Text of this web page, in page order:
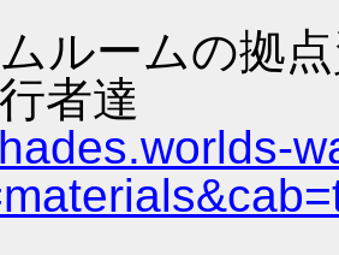
ルームの拠
者達